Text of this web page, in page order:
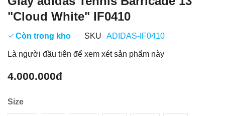
"Cloud White" IF0410
Còn trong kho SKU ADIDAS-IF0410
Là người đầu tiên để xem xét sản phẩm này
4.000.000đ
Size